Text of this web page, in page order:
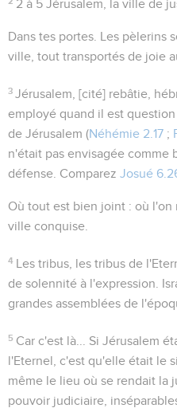
2 à 5 Jérusalem, la ville de
Dans tes portes . Les pèlerins
ville, tout transportés de joie
3 Jérusalem, [cité] rebâtie ,
employé quand il est
de Jérusalem (Néhémie 2.17 ;
n'était pas envisagée comme
défense. Comparez Josué
Où tout est bien joint : où l'on
ville conquise.
4 Les tribus, les tribus de
de solennité à l'expression.
grandes assemblées de
5 Car c'est là...
Si Jérusalem
l'Eternel, c'est qu'elle était le
même le lieu où se rendait la
pouvoir judiciaire,